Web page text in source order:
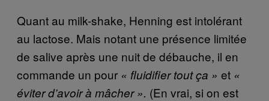
Quant au milk-shake, Henning est intolérant
au lactose. Mais notant une présence limitée
de salive après une nuit de débauche, il en
commande un pour « fluidifier tout ça » et «
éviter d’avoir à mâcher ». (En vrai, si on est